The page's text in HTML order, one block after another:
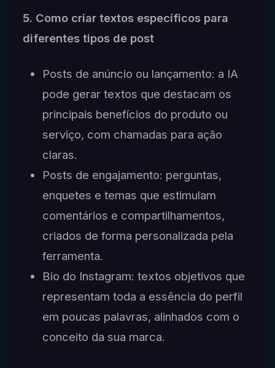
5. Como criar textos específicos para
diferentes tipos de post
Posts de anúncio ou lançamento: a IA
pode gerar textos que destacam os
principais benefícios do produto ou
serviço, com chamadas para ação
claras.
Posts de engajamento: perguntas,
enquetes e temas que estimulam
comentários e compartilhamentos,
criados de forma personalizada pela
ferramenta.
Bio do Instagram: textos objetivos que
representam toda a essência do perfil
em poucas palavras, alinhados com o
conceito da sua marca.